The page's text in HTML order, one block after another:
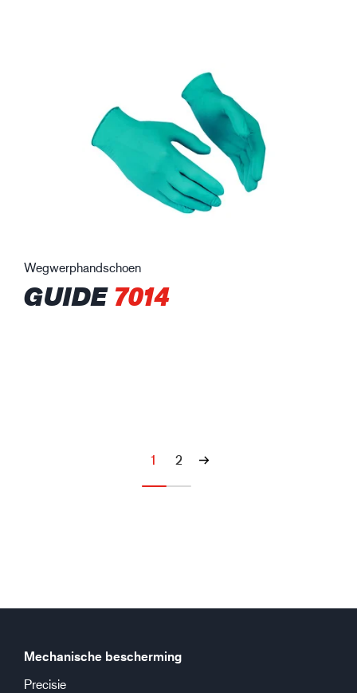
Wegwerphandschoen
GUIDE7014
1 2
Mechanische bescherming
Precisie